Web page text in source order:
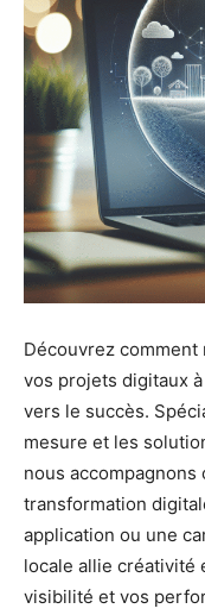
Découvrez
vos projets digitaux
vers le succès.
mesure et les
nous
transformation
application ou une
locale allie créativité
visibilité et vos